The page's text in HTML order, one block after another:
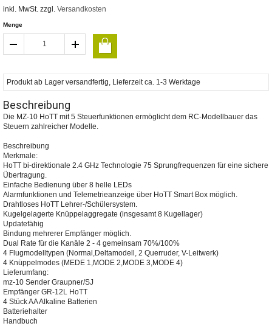
inkl. MwSt. zzgl. Versandkosten
Menge
Produkt ab Lager versandfertig, Lieferzeit ca. 1-3 Werktage
Beschreibung
Die MZ-10 HoTT mit 5 Steuerfunktionen ermöglicht dem RC-Modellbauer das
Steuern zahlreicher Modelle.
Beschreibung
Merkmale:
HoTT bi-direktionale 2.4 GHz Technologie 75 Sprungfrequenzen für eine sichere
Übertragung.
Einfache Bedienung über 8 helle LEDs
Alarmfunktionen und Telemetrieanzeige über HoTT Smart Box möglich.
Drahtloses HoTT Lehrer-/Schülersystem.
Kugelgelagerte Knüppelaggregate (insgesamt 8 Kugellager)
Updatefähig
Bindung mehrerer Empfänger möglich.
Dual Rate für die Kanäle 2 - 4 gemeinsam 70%/100%
4 Flugmodelltypen (Normal,Deltamodell, 2 Querruder, V-Leitwerk)
4 Knüppelmodes (MEDE 1,MODE 2,MODE 3,MODE 4)
Lieferumfang:
mz-10 Sender Graupner/SJ
Empfänger GR-12L HoTT
4 Stück AA Alkaline Batterien
Batteriehalter
Handbuch